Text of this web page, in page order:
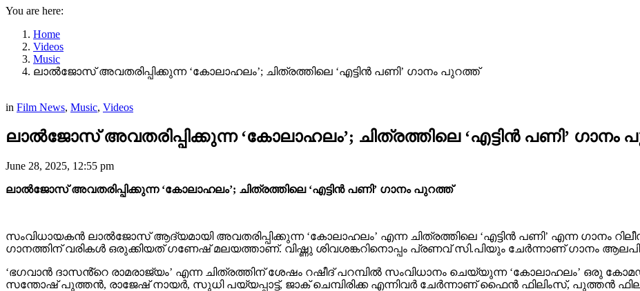
You are here:
Home
Videos
Music
ലാൽജോസ് അവതരിപ്പിക്കുന്ന ‘കോലാഹലം’; ചിത്രത്തിലെ ‘എട്ടിൻ പണി’ ഗാനം പുറത്ത്
in Film News, Music, Videos
ലാൽജോസ് അവതരിപ്പിക്കുന്ന ‘കോലാഹലം’; ചിത്രത്തിലെ ‘എട്ടിൻ പണി’ ഗാനം
June 28, 2025, 12:55 pm
ലാൽജോസ് അവതരിപ്പിക്കുന്ന ‘കോലാഹലം’; ചിത്രത്തിലെ ‘എട്ടിൻ പണി’ ഗാനം പുറത്ത്
സംവിധായകൻ ലാൽജോസ് ആദ്യമായി അവതരിപ്പിക്കുന്ന ‘കോലാഹലം’ എന്ന ചിത്രത്തിലെ ‘എട്ടിൻ പണി’ എന്ന ഗാനം
ഗാനത്തിന് വരികൾ ഒരുക്കിയത് ഗണേഷ് മലയത്താണ്. വിഷ്ണു ശിവശങ്കറിനൊപ്പം പ്രണവ് സി.പിയും ചേർന്നാണ് ഗാനം
‘ഭഗവാൻ ദാസൻ്റെ രാമരാജ്യം’ എന്ന ചിത്രത്തിന് ശേഷം റഷീദ് പറമ്പിൽ സംവിധാനം ചെയ്യുന്ന ‘കോലാഹലം’ ഒരു
സന്തോഷ് പുത്തൻ, രാജേഷ് നായർ, സുധി പയ്യപ്പാട്ട്, ജാക് ചെമ്പിരിക്ക എന്നിവർ ചേർന്നാണ് ഫൈൻ ഫിലിംസ്, പുത്തൻ